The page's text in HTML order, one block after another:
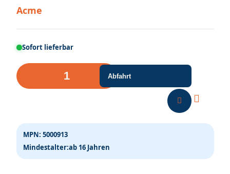
Acme
Sofort lieferbar
Stromabnehmer
1268
141
1298
Abfahrt
MPN: 5000913
Mindestalter:ab 16 Jahren